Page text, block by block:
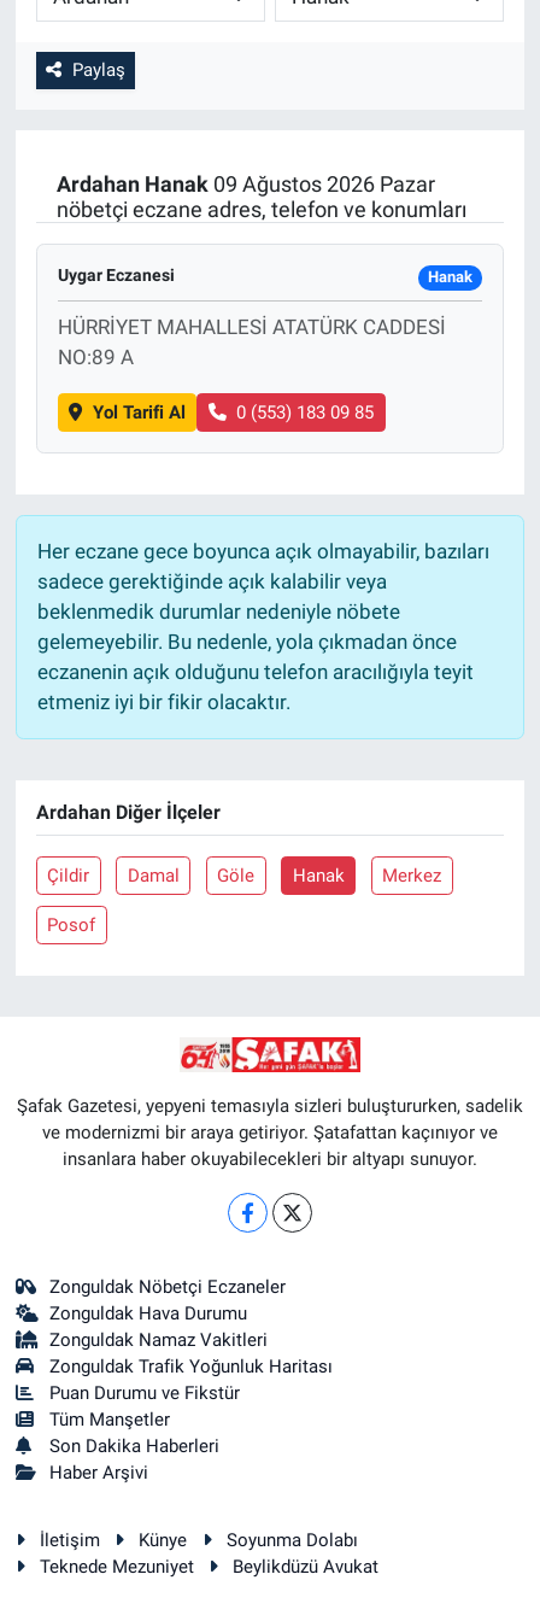
Paylaş
Ardahan Hanak09 Ağustos 2026 Pazar
nöbetçi eczane adres, telefon ve konumları
Uygar Eczanesi Hanak
HÜRRİYET MAHALLESİ ATATÜRK CADDESİ
NO:89 A
Yol Tarifi Al 0 (553) 183 09 85
Her eczane gece boyunca açık olmayabilir, bazıları
sadece gerektiğinde açık kalabilir veya
beklenmedik durumlar nedeniyle nöbete
gelemeyebilir. Bu nedenle, yola çıkmadan önce
eczanenin açık olduğunu telefon aracılığıyla teyit
etmeniz iyi bir fikir olacaktır.
Ardahan Diğer İlçeler
Çildir Damal Göle Hanak Merkez
Posof
Şafak Gazetesi, yepyeni temasıyla sizleri buluştururken, sadelik
ve modernizmi bir araya getiriyor. Şatafattan kaçınıyor ve
insanlara haber okuyabilecekleri bir altyapı sunuyor.
Zonguldak Nöbetçi Eczaneler
Zonguldak Hava Durumu
Zonguldak Namaz Vakitleri
Zonguldak Trafik Yoğunluk Haritası
Puan Durumu ve Fikstür
Tüm Manşetler
Son Dakika Haberleri
Haber Arşivi
İletişim Künye
Soyunma Dolabı
Teknede Mezuniyet
Beylikdüzü Avukat